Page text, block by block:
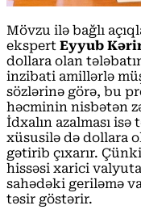
Mövzu ilə bağlı
ekspert Eyyub
dollara olan
inzibati amillərlə
sözlərinə görə, bu
həcminin nisbətən
İdxalın azalması
xüsusilə də dollara
gətirib çıxarır.
hissəsi xarici
sahədəki geriləmə
təsir göstərir.